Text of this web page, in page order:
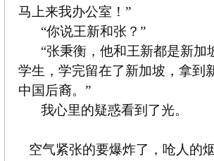
马上来我办公室！”
“你说王新和张？”
“张秉衡，他和王新都是新
学生，学完留在了新加坡，拿到
中国后裔。”
我心里的疑惑看到了光。
空气紧张的要爆炸了，呛人的